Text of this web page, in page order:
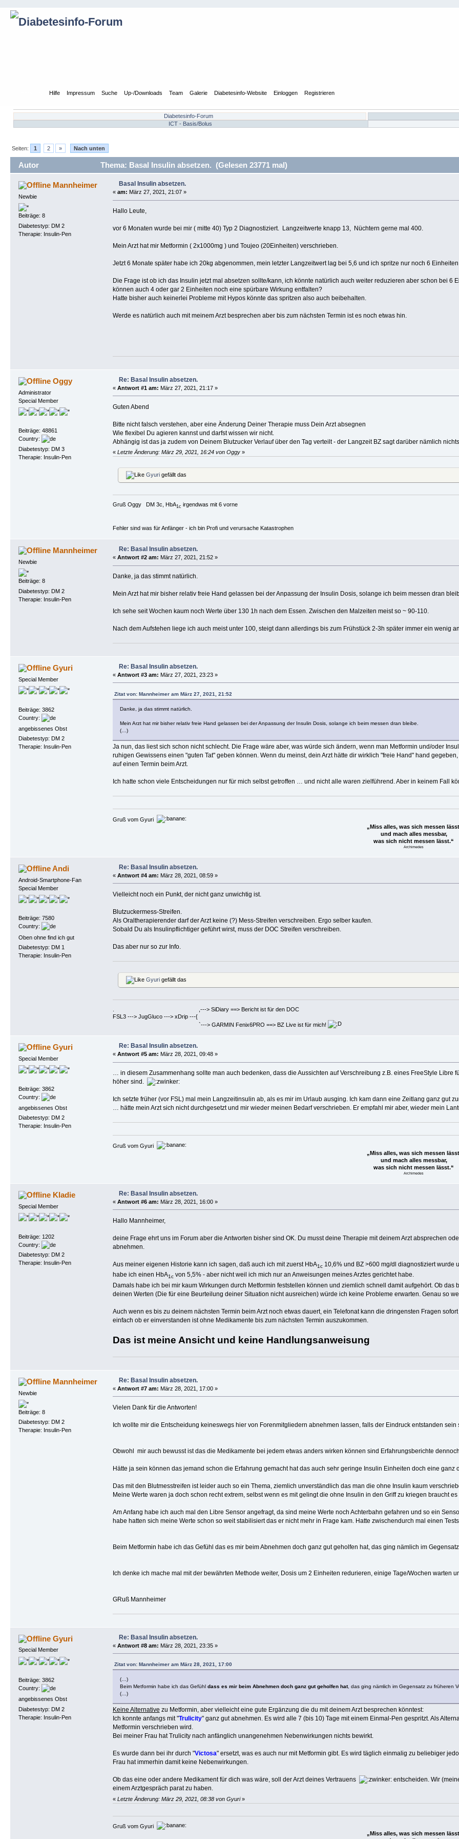
Hilfe Impressum Suche Up-/Downloads Team Galerie Diabetesinfo-Website Einloggen Registrieren
Diabetesinfo-Forum
ICT - Basis/Bolus
Seiten:
1 2 » Nach unten
Autor Thema: Basal Insulin absetzen. (Gelesen 23771 mal)
Mannheimer
Newbie
Beiträge: 8
Diabetestyp: DM 2
Therapie: Insulin-Pen
Basal Insulin absetzen.
« am: März 27, 2021, 21:07 »
Hallo Leute,
vor 6 Monaten wurde bei mir ( mitte 40) Typ 2 Diagnostiziert. Langzeitwerte knapp 13, Nüchtern gerne mal 400.
Mein Arzt hat mir Metformin ( 2x1000mg ) und Toujeo (20Einheiten) verschrieben.
Jetzt 6 Monate später habe ich 20kg abgenommen, mein letzter Langzeitwert lag bei 5,6 und ich spritze nur noch 6
Die Frage ist ob ich das Insulin jetzt mal absetzen sollte/kann, ich könnte natürlich auch weiter reduzieren aber schon bei
können auch 4 oder gar 2 Einheiten noch eine spürbare Wirkung entfalten?
Hatte bisher auch keinerlei Probleme mit Hypos könnte das spritzen also auch beibehalten.
Werde es natürlich auch mit meinem Arzt besprechen aber bis zum nächsten Termin ist es noch etwas hin.
Oggy
Administrator
Special Member
Beiträge: 48861
Country:
Diabetestyp: DM 3
Therapie: Insulin-Pen
Re: Basal Insulin absetzen.
« Antwort #1 am: März 27, 2021, 21:17 »
Guten Abend
Bitte nicht falsch verstehen, aber eine Änderung Deiner Therapie muss Dein Arzt absegnen
Wie flexibel Du agieren kannst und darfst wissen wir nicht.
Abhängig ist das ja zudem von Deinem Blutzucker Verlauf über den Tag verteilt - der Langzeit BZ sagt darüber nämlich
« Letzte Änderung: März 29, 2021, 16:24 von Oggy»
Gyurigefällt das
Gruß Oggy DM 3c, HbA1c irgendwas mit 6 vorne
Fehler sind was für Anfänger - ich bin Profi und verursache Katastrophen
Mannheimer
Newbie
Beiträge: 8
Diabetestyp: DM 2
Therapie: Insulin-Pen
Re: Basal Insulin absetzen.
« Antwort #2 am: März 27, 2021, 21:52 »
Danke, ja das stimmt natürlich.
Mein Arzt hat mir bisher relativ freie Hand gelassen bei der Anpassung der Insulin Dosis, solange ich beim messen dran
Ich sehe seit Wochen kaum noch Werte über 130 1h nach dem Essen. Zwischen den Malzeiten meist so ~ 90-110.
Nach dem Aufstehen liege ich auch meist unter 100, steigt dann allerdings bis zum Frühstück 2-3h später immer ein wenig
Gyuri
Special Member
Beiträge: 3862
Country:
angebissenes Obst
Diabetestyp: DM 2
Therapie: Insulin-Pen
Re: Basal Insulin absetzen.
« Antwort #3 am: März 27, 2021, 23:23 »
Zitat von: Mannheimer am März 27, 2021, 21:52
Danke, ja das stimmt natürlich.
Mein Arzt hat mir bisher relativ freie Hand gelassen bei der Anpassung der Insulin Dosis, solange ich beim messen dran bleibe.
(…)
Ja nun, das liest sich schon nicht schlecht. Die Frage wäre aber, was würde sich ändern, wenn man Metformin und/oder
ruhigen Gewissens einen "guten Tat" geben können. Wenn du meinst, dein Arzt hätte dir wirklich "freie Hand" hand
auf einen Termin beim Arzt.
Ich hatte schon viele Entscheidungen nur für mich selbst getroffen … und nicht alle waren zielführend. Aber in keinem Fall
Gruß vom Gyuri
„Miss alles, was sich messen
und mach alles messbar,
was sich nicht messen lässt.“
Archimedes
Andi
Android-Smartphone-Fan
Special Member
Beiträge: 7580
Country:
Oben ohne find ich gut
Diabetestyp: DM 1
Therapie: Insulin-Pen
Re: Basal Insulin absetzen.
« Antwort #4 am: März 28, 2021, 08:59 »
Vielleicht noch ein Punkt, der nicht ganz unwichtig ist.
Blutzuckermess-Streifen.
Als Oraltherapierender darf der Arzt keine (?) Mess-Streifen verschreiben. Ergo selber kaufen.
Sobald Du als Insulinpflichtiger geführt wirst, muss der DOC Streifen verschreiben.
Das aber nur so zur Info.
Gyurigefällt das
. ,---> SiDiary ==> Bericht ist für den DOC
FSL3 ---> JugGluco ---> xDrip ---{
`---> GARMIN Fenix6PRO ==> BZ Live ist für mich!
Gyuri
Special Member
Beiträge: 3862
Country:
angebissenes Obst
Diabetestyp: DM 2
Therapie: Insulin-Pen
Re: Basal Insulin absetzen.
« Antwort #5 am: März 28, 2021, 09:48 »
… in diesem Zusammenhang sollte man auch bedenken, dass die Aussichten auf Verschreibung z.B. eines FreeStyle
höher sind.
Ich setzte früher (vor FSL) mal mein Langzeitinsulin ab, als es mir im Urlaub ausging. Ich kam dann eine Zeitlang ganz gut
… hätte mein Arzt sich nicht durchgesetzt und mir wieder meinen Bedarf verschrieben. Er empfahl mir aber, wieder mein
Gruß vom Gyuri
„Miss alles, was sich messen
und mach alles messbar,
was sich nicht messen lässt.“
Archimedes
Kladie
Special Member
Beiträge: 1202
Country:
Diabetestyp: DM 2
Therapie: Insulin-Pen
Re: Basal Insulin absetzen.
« Antwort #6 am: März 28, 2021, 16:00 »
Hallo Mannheimer,
deine Frage ehrt uns im Forum aber die Antworten bisher sind OK. Du musst deine Therapie mit deinem Arzt absprechen
abnehmen.
Aus meiner eigenen Historie kann ich sagen, daß auch ich mit zuerst HbA1c10,6% und BZ >600 mg/dl diagnostiziert wurde
habe ich einen HbA1c von 5,5% - aber nicht weil ich mich nur an Anweisungen meines Arztes gerichtet habe.
Damals habe ich bei mir kaum Wirkungen durch Metformin feststellen können und ziemlich schnell damit aufgehört. Ob
deinen Werten (Die für eine Beurteilung deiner Situation nicht ausreichen) würde ich keine Probleme erwarten. Genau so
Auch wenn es bis zu deinem nächsten Termin beim Arzt noch etwas dauert, ein Telefonat kann die dringensten Fragen
einfach ob er einverstanden ist ohne Medikamente bis zum nächsten Termin auszukommen.
Das ist meine Ansicht und keine Handlungsanweisung
Mannheimer
Newbie
Beiträge: 8
Diabetestyp: DM 2
Therapie: Insulin-Pen
Re: Basal Insulin absetzen.
« Antwort #7 am: März 28, 2021, 17:00 »
Vielen Dank für die Antworten!
Ich wollte mir die Entscheidung keineswegs hier von Forenmitgliedern abnehmen lassen, falls der Eindruck entstanden sein
Obwohl mir auch bewusst ist das die Medikamente bei jedem etwas anders wirken können sind Erfahrungsberichte
Hätte ja sein können das jemand schon die Erfahrung gemacht hat das auch sehr geringe Insulin Einheiten doch eine
Das mit den Blutmesstreifen ist leider auch so ein Thema, ziemlich unverständlich das man die ohne Insulin kaum
Meine Werte waren ja doch schon recht extrem, selbst wenn es mit gelingt die ohne Insulin in den Griff zu kriegen braucht es
Am Anfang habe ich auch mal den Libre Sensor angefragt, da sind meine Werte noch Achterbahn gefahren und so ein
habe hatten sich meine Werte schon so weit stabilisiert das er nicht mehr in Frage kam. Hatte zwischendurch mal einen
Beim Metformin habe ich das Gefühl das es mir beim Abnehmen doch ganz gut geholfen hat, das ging nämlich im
Ich denke ich mache mal mit der bewährten Methode weiter, Dosis um 2 Einheiten redurieren, einige Tage/Wochen warten
GRuß Mannheimer
Gyuri
Special Member
Beiträge: 3862
Country:
angebissenes Obst
Diabetestyp: DM 2
Therapie: Insulin-Pen
Re: Basal Insulin absetzen.
« Antwort #8 am: März 28, 2021, 23:35 »
Zitat von: Mannheimer am März 28, 2021, 17:00
(…)
Beim Metformin habe ich das Gefühl dass es mir beim Abnehmen doch ganz gut geholfen hat, das ging nämlich im Gegensatz zu früheren
(…)
Keine Alternative zu Metformin, aber vielleicht eine gute Ergänzung die du mit deinem Arzt besprechen könntest:
Ich konnte anfangs mit "Trulicity" ganz gut abnehmen. Es wird alle 7 (bis 10) Tage mit einem Einmal-Pen gespritzt. Als
Metformin verschrieben wird.
Bei meiner Frau hat Trulicity nach anfänglich unangenehmen Nebenwirkungen nichts bewirkt.
Es wurde dann bei ihr durch "Victosa" ersetzt, was es auch nur mit Metformin gibt. Es wird täglich einmalig zu beliebiger
Frau hat immerhin damit keine Nebenwirkungen.
Ob das eine oder andere Medikament für dich was wäre, soll der Arzt deines Vertrauens
entscheiden. Wir
einem Arztgespräch parat zu haben.
« Letzte Änderung: März 29, 2021, 08:38 von Gyuri»
Gruß vom Gyuri
„Miss alles, was sich messen